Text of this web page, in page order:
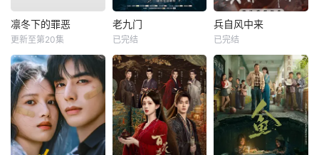
凛冬下的罪恶
更新至第20集
老九门
已完结
兵自风中来
已完结